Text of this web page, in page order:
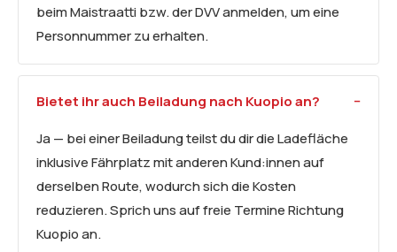
beim Maistraatti bzw. der DVV anmelden, um eine
Personnummer zu erhalten.
Bietet ihr auch Beiladung nach Kuopio an?
Ja — bei einer Beiladung teilst du dir die Ladefläche
inklusive Fährplatz mit anderen Kund:innen auf
derselben Route, wodurch sich die Kosten
reduzieren. Sprich uns auf freie Termine Richtung
Kuopio an.